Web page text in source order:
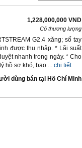
1,228,000,000 VND
Có thương lượng
G2.4 xăng; số tay
được thu nhập. * Lãi suất
nhanh trong ngày. * Cho
hồ sơ khó, bao ... chi tiết
dùng bán tại Hồ Chí Minh